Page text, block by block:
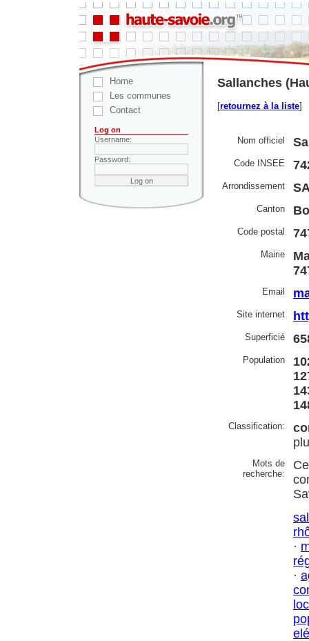
Home
Les communes
Contact
Log on
Username:
Password:
Sallanches
[retournez à la liste]
Nom officiel
Code INSEE
Arrondissement
Canton
Code postal
Mairie
Email
Site internet
Superficié
Population
Classification:
Mots de
recherche:
·
·